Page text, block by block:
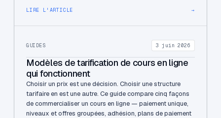
LIRE L'ARTICLE →
GUIDES 3 juin 2026
Modèles de tarification de cours en ligne
qui fonctionnent
Choisir un prix est une décision. Choisir une structure
tarifaire en est une autre. Ce guide compare cinq façons
de commercialiser un cours en ligne — paiement unique,
niveaux et offres groupées, adhésion, plans de paiement